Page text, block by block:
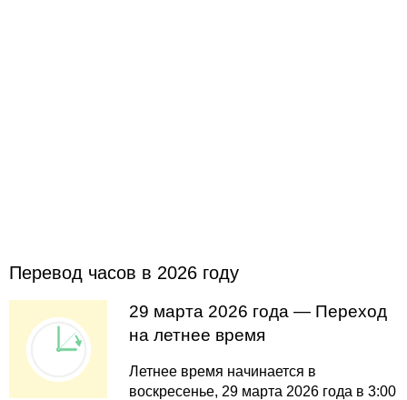
Перевод часов в 2026 году
29 марта 2026 года — Переход
на летнее время
Летнее время начинается в
воскресенье, 29 марта 2026 года в 3:00